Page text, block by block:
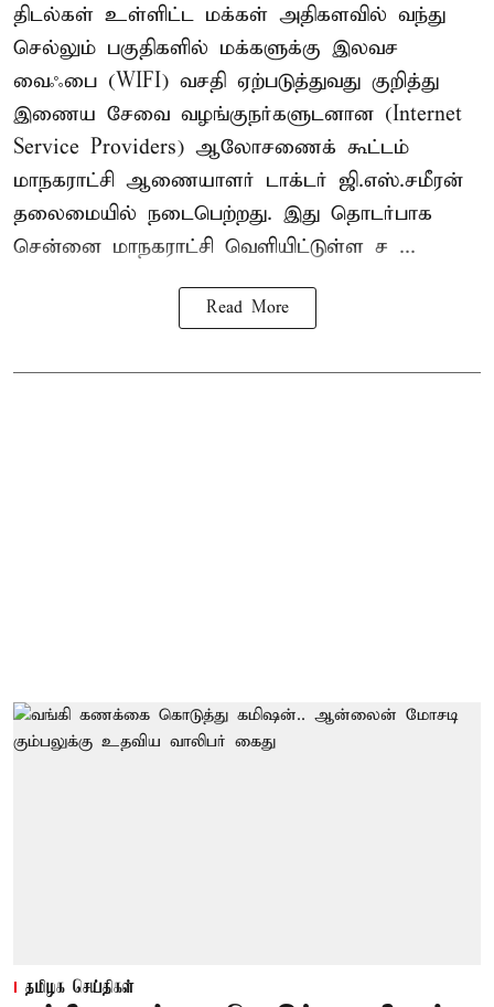
திடல்கள் உள்ளிட்ட மக்கள் அதிகளவில் வந்து
செல்லும் பகுதிகளில் மக்களுக்கு இலவச
வைஃபை (WIFI) வசதி ஏற்படுத்துவது குறித்து
இணைய சேவை வழங்குநர்களுடனான (Internet
Service Providers) ஆலோசணைக் கூட்டம்
மாநகராட்சி ஆணையாளர் டாக்டர் ஜி.எஸ்.சமீரன்
தலைமையில் நடைபெற்றது. இது தொடர்பாக
சென்னை மாநகராட்சி வெளியிட்டுள்ள ச ...
Read More
தமிழக செய்திகள்